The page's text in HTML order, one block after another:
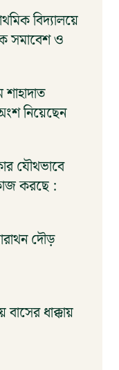
বিদ্যালয়ে
সমাবেশ ও
নিয়েছেন
যৌথভাবে
করছে :
দৌড়
বাসের ধাক্কায়